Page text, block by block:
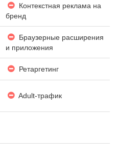
Контекстная реклама на
бренд
Браузерные расширения
и приложения
Ретаргетинг
Adult-трафик